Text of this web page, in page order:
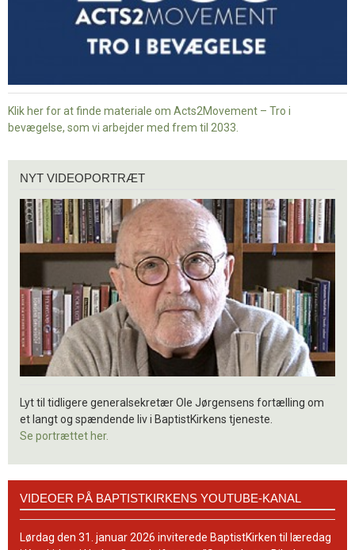
Klik her for at finde materiale om Acts2Movement – Tro i
bevægelse, som vi arbejder med frem til 2033.
videoportræt
NYT VIDEOPORTRÆT
Lyt til tidligere generalsekretær Ole Jørgensens fortælling om
et langt og spændende liv i BaptistKirkens tjeneste.
Se portrættet her.
BaptistKirkens
YouTube-
VIDEOER PÅ BAPTISTKIRKENS YOUTUBE-KANAL
Lørdag den 31. januar 2026 inviterede BaptistKirken til læredag